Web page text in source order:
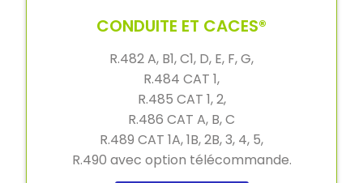
CONDUITE ET CACES®
R.482 A, B1, C1, D, E, F, G,
R.484 CAT 1,
R.485 CAT 1, 2,
R.486 CAT A, B, C
R.489 CAT 1A, 1B, 2B, 3, 4, 5,
R.490 avec option télécommande.